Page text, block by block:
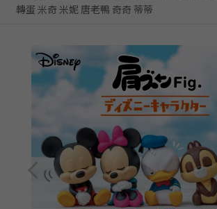
轉蛋 米奇 米妮 唐老鴨 奇奇 蒂蒂